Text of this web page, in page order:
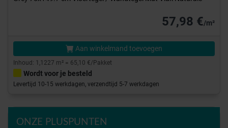
57,98 €/m²
Aan winkelmand toevoegen
Inhoud: 1,1227 m² = 65,10 €/Pakket
Wordt voor je besteld
Levertijd 10-15 werkdagen, verzendtijd 5-7 werkdagen
ONZE PLUSPUNTEN